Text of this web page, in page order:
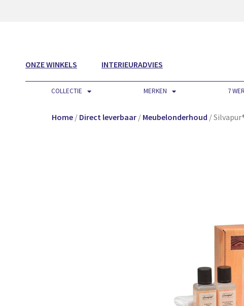
ONZE WINKELS INTERIEURADVIES
COLLECTIE MERKEN 7
Home / Direct leverbaar / Meubelonderhoud /